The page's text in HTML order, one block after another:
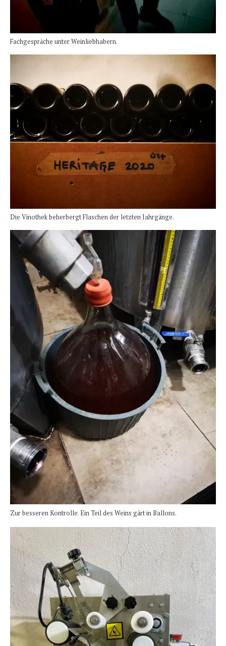
Fachgespräche unter Weinliebhabern.
Die Vinothek beherbergt Flaschen der letzten Jahrgänge.
Zur besseren Kontrolle. Ein Teil des Weins gärt in Ballons.